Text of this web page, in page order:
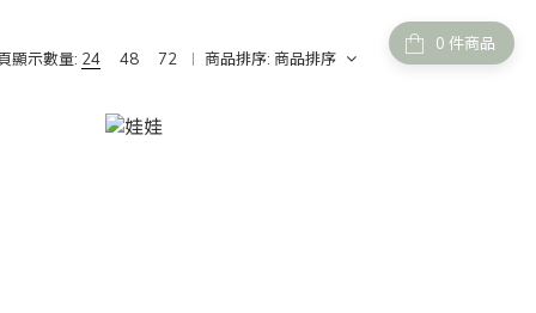
件商品
顯示數量: 24 48 72 商品排序: 商品排序